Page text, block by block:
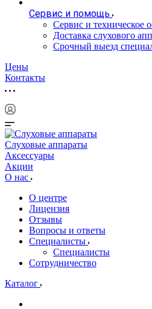
Сервис и помощь
Сервис и техническое
Доставка слухового
Срочный выезд
Цены
Контакты
Слуховые аппараты
Аксессуары
Акции
О нас
О центре
Лицензия
Отзывы
Вопросы и ответы
Специалисты
Специалисты
Сотрудничество
Каталог